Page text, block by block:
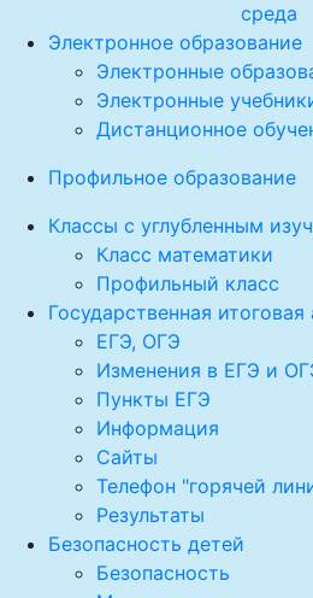
среда
Электронное образование
Электронные
Электронные
Дистанционное
Профильное образование
Классы с углубленным
Класс математики
Профильный класс
Государственная итоговая
ЕГЭ, ОГЭ
Изменения в ЕГЭ и
Пункты ЕГЭ
Информация
Сайты
Телефон "горячей
Результаты
Безопасность детей
Безопасность